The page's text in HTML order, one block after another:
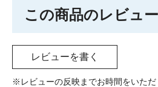
この商品のレビュー
レビューを書く
※レビューの反映までお時間をいただ